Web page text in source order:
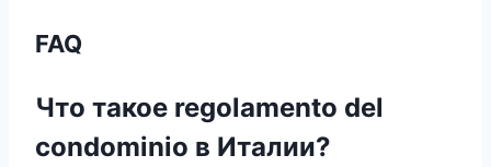
FAQ
Что такое regolamento del
condominio в Италии?